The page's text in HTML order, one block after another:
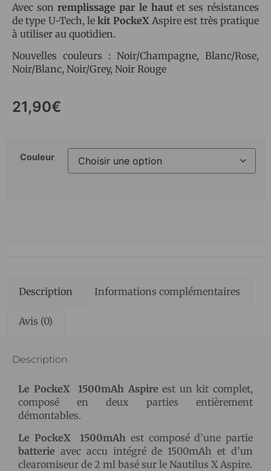
Avec sonremplissage par le hautet ses résistances
de type U-Tech, lekit PockeXAspire est très pratique
à utiliser au quotidien.
Nouvelles couleurs : Noir/Champagne, Blanc/Rose,
Noir/Blanc, Noir/Grey, Noir Rouge
21,90€
Couleur
Description Informations complémentaires
Avis (0)
Description
Le PockeX 1500mAh Aspireest un kit complet,
composé en deux parties entièrement
démontables.
Le PockeX 1500mAh est composé d’une partie
batterie avec accu intégré de 1500mAh et d’un
clearomiseur de 2 ml basé sur le Nautilus X Aspire.